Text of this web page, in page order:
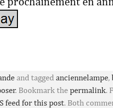
and tagged anciennelampe,
. Bookmark the permalink.
feed for this post. Both